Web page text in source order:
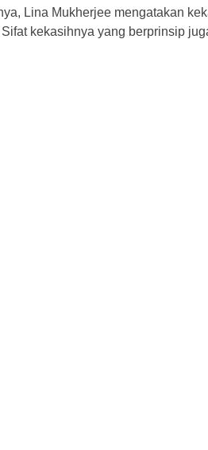
Lina Mukherjee mengatakan
kekasihnya yang berprinsip